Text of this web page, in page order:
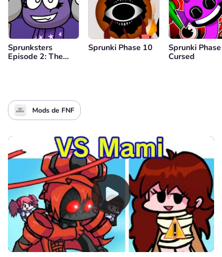
Sprunksters
Episode 2: The
Sprunki Phase 10
Sprunki
Cursed
Mods de FNF